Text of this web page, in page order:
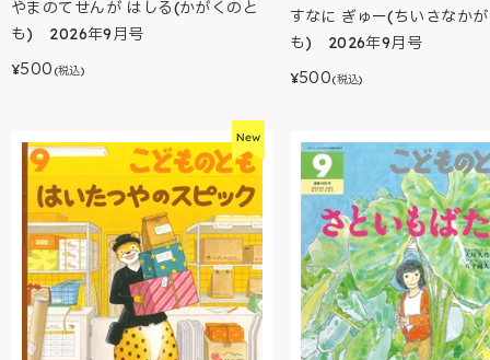
やまのてせんが はしる(かがくのと
も) 2026年9月号
¥500 (税込)
すなに ぎゅー(ちいさなか
も) 2026年9月号
¥500(税込)